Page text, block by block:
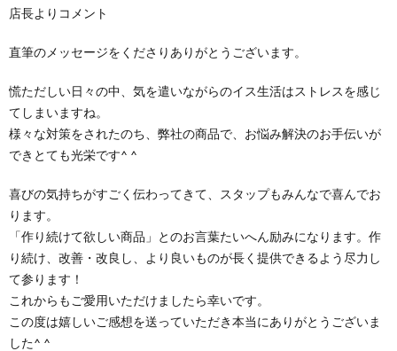
店長よりコメント
直筆のメッセージをくださりありがとうございます。
慌ただしい日々の中、気を遣いながらのイス生活はストレスを感じ
てしまいますね。
様々な対策をされたのち、弊社の商品で、お悩み解決のお手伝いが
できとても光栄です^ ^
喜びの気持ちがすごく伝わってきて、スタップもみんなで喜んでお
ります。
「作り続けて欲しい商品」とのお言葉たいへん励みになります。作
り続け、改善・改良し、より良いものが長く提供できるよう尽力し
て参ります！
これからもご愛用いただけましたら幸いです。
この度は嬉しいご感想を送っていただき本当にありがとうございま
した^ ^